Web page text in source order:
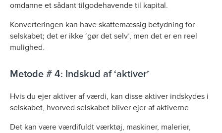
omdanne et sådant tilgodehavende til kapital.
Konverteringen kan have skattemæssig betydning for
selskabet; det er ikke ‘gør det selv’, men det er en reel
mulighed.
Metode # 4: Indskud af ‘aktiver’
Hvis du ejer aktiver af værdi, kan disse aktiver indskydes i
selskabet, hvorved selskabet bliver ejer af aktiverne.
Det kan være værdifuldt værktøj, maskiner, malerier,